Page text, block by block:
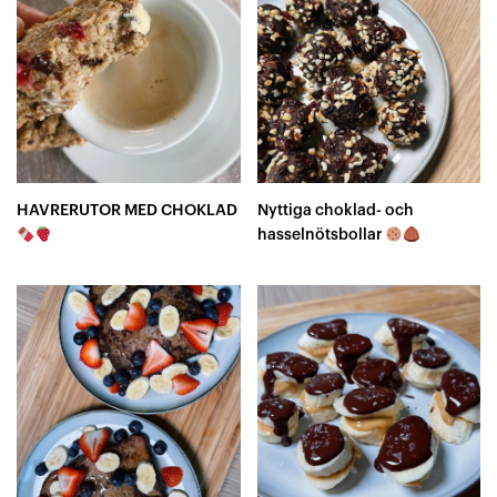
HAVRERUTOR MED CHOKLAD
Nyttiga choklad- och
hasselnötsbollar